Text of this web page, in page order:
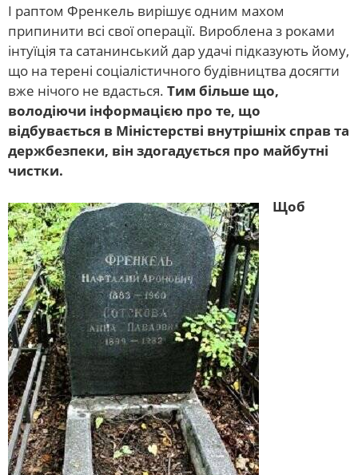
І раптом Френкель вирішує одним махом
припинити всі свої операції. Вироблена з роками
інтуїція та сатанинський дар удачі підказують йому,
що на терені соціалістичного будівництва досягти
вже нічого не вдасться. Тим більше що,
володіючи інформацією про те, що
відбувається в Міністерстві внутрішніх справ та
держбезпеки, він здогадується про майбутні
чистки.
Щоб